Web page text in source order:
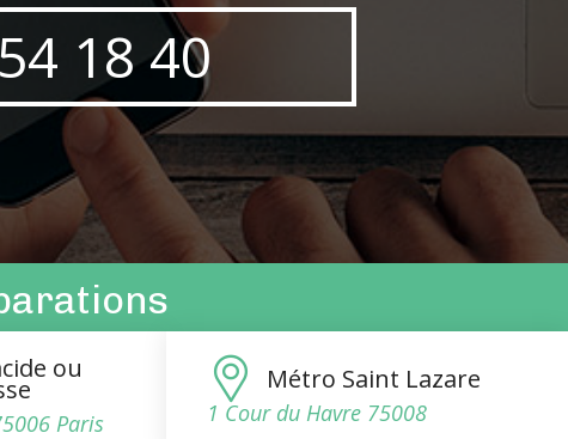
18 40
ou
Paris
Métro Saint Lazare
1 Cour du Havre 75008